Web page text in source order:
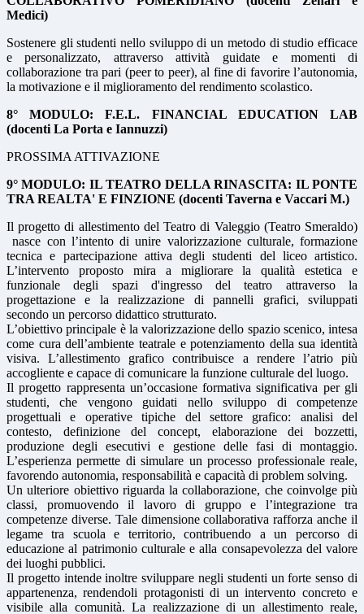
Medici)
Sostenere gli studenti nello sviluppo di un metodo di studio efficace
e personalizzato, attraverso attività guidate e momenti di
collaborazione tra pari (peer to peer), al fine di favorire l’autonomia,
la motivazione e il miglioramento del rendimento scolastico.
8° MODULO:F.E.L. FINANCIAL EDUCATION LAB
(docenti La Porta e Iannuzzi)
PROSSIMA ATTIVAZIONE
9° MODULO: IL TEATRO DELLA RINASCITA: IL PONTE
TRA REALTA' E FINZIONE (docenti Taverna e Vaccari M.)
Il progetto di allestimento del Teatro di Valeggio (Teatro Smeraldo)
nasce con l’intento di unire valorizzazione culturale, formazione
tecnica e partecipazione attiva degli studenti del liceo artistico.
L’intervento proposto mira a migliorare la qualità estetica e
funzionale degli spazi d'ingresso del teatro attraverso la
progettazione e la realizzazione di pannelli grafici, sviluppati
secondo un percorso didattico strutturato.
L’obiettivo principale è la valorizzazione dello spazio scenico, intesa
come cura dell’ambiente teatrale e potenziamento della sua identità
visiva. L’allestimento grafico contribuisce a rendere l’atrio più
accogliente e capace di comunicare la funzione culturale del luogo.
Il progetto rappresenta un’occasione formativa significativa per gli
studenti, che vengono guidati nello sviluppo di competenze
progettuali e operative tipiche del settore grafico: analisi del
contesto, definizione del concept, elaborazione dei bozzetti,
produzione degli esecutivi e gestione delle fasi di montaggio.
L’esperienza permette di simulare un processo professionale reale,
favorendo autonomia, responsabilità e capacità di problem solving.
Un ulteriore obiettivo riguarda la collaborazione, che coinvolge più
classi, promuovendo il lavoro di gruppo e l’integrazione tra
competenze diverse. Tale dimensione collaborativa rafforza anche il
legame tra scuola e territorio, contribuendo a un percorso di
educazione al patrimonio culturale e alla consapevolezza del valore
dei luoghi pubblici.
Il progetto intende inoltre sviluppare negli studenti un forte senso di
appartenenza, rendendoli protagonisti di un intervento concreto e
visibile alla comunità. La realizzazione di un allestimento reale,